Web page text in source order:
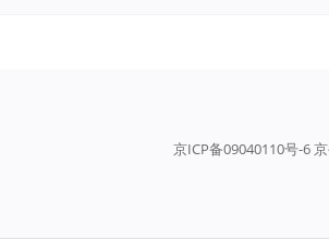
京ICP备09040110号-6